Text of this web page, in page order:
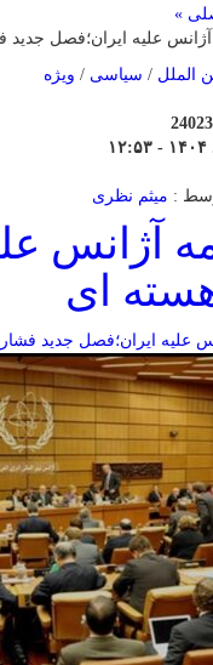
»
علیه ایران؛فصل جدید
الملل / سیاسی / ویژه
24023
: میثم نظری
آژانس
ای